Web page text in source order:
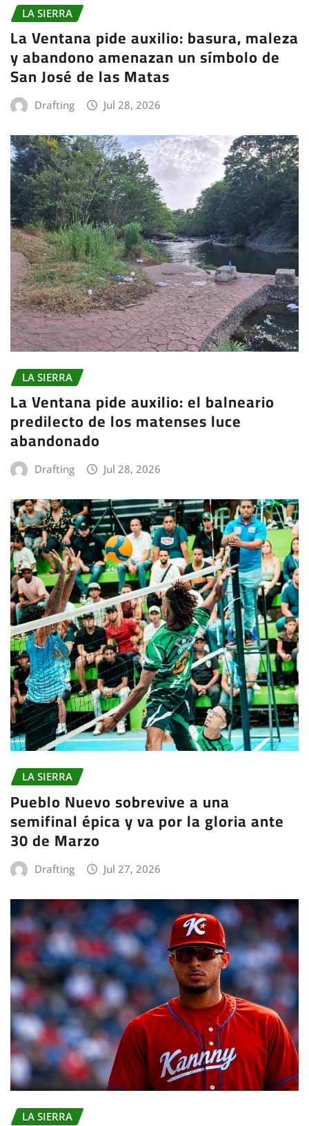
LA SIERRA
La Ventana pide auxilio: basura, maleza
y abandono amenazan un símbolo de
San José de las Matas
Drafting Jul 28, 2026
LA SIERRA
La Ventana pide auxilio: el balneario
predilecto de los matenses luce
abandonado
Drafting Jul 28, 2026
LA SIERRA
Pueblo Nuevo sobrevive a una
semifinal épica y va por la gloria ante
30 de Marzo
Drafting Jul 27, 2026
LA SIERRA